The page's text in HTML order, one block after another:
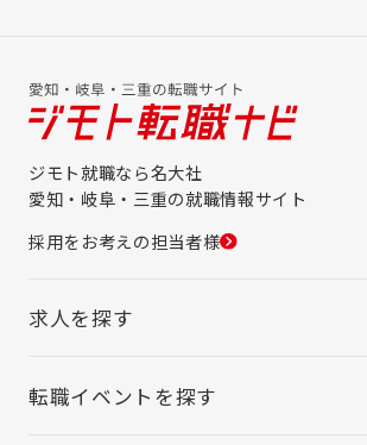
ジモト就職なら名大社
愛知・岐阜・三重の就職情報サイト
採用をお考えの担当者様
求人を探す
転職イベントを探す